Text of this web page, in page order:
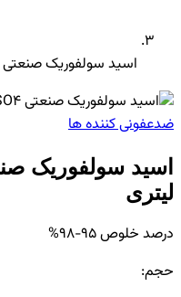
اسید سولفوریک صنعتی H2SO4 گالن 20 لیتری
ضدعفونی کننده ها
لیتری
درصد خلوص 95-98%
حجم: